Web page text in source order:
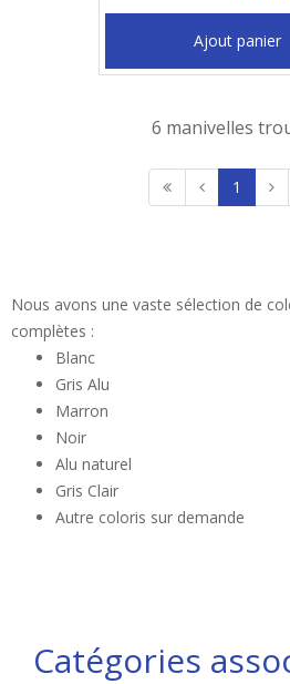
Ajout panier
6 manivelles
1
Nous avons une vaste sélection de
complètes :
Blanc
Gris Alu
Marron
Noir
Alu naturel
Gris Clair
Autre coloris sur demande
Catégories